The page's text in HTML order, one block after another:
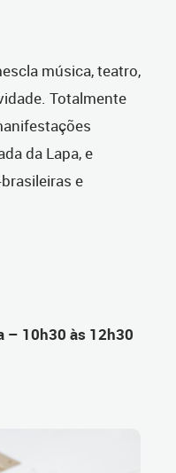
música, teatro,
Totalmente
da Lapa, e
e
– 10h30 às 12h30